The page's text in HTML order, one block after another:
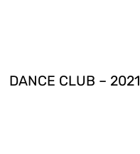
DANCE CLUB – 2021